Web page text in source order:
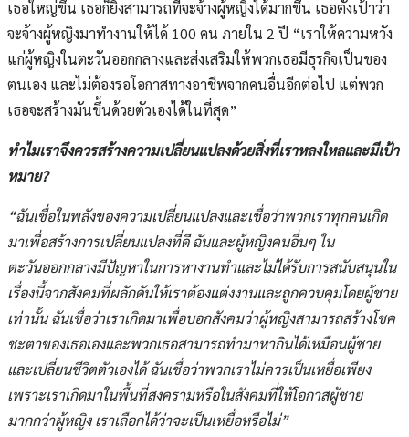
เธอใหญ่ขึ้น เธอก็ยิ่งสามารถที่จะจ้างผู้หญิงได้มากขึ้น เธอตั้งเป้าว่า
จะจ้างผู้หญิงมาทำงานให้ได้ 100 คน ภายใน 2 ปี “เราให้ความหวัง
แก่ผู้หญิงในตะวันออกกลางและส่งเสริมให้พวกเธอมีธุรกิจเป็นของ
ตนเอง และไม่ต้องรอโอกาสทางอาชีพจากคนอื่นอีกต่อไป แต่พวก
เธอจะสร้างมันขึ้นด้วยตัวเองได้ในที่สุด”
ทำไมเราจึงควรสร้างความเปลี่ยนแปลงด้วยสิ่งที่เราหลงใหลและมีเป้า
หมาย?
“ฉันเชื่อในพลังของความเปลี่ยนแปลงและเชื่อว่าพวกเราทุกคนเกิด
มาเพื่อสร้างการเปลี่ยนแปลงที่ดี ฉันและผู้หญิงคนอื่นๆ ใน
ตะวันออกกลางมีปัญหาในการหางานทำและไม่ได้รับการสนับสนุนใน
เรื่องนี้จากสังคมที่ผลักดันให้เราต้องแต่งงานและถูกควบคุมโดยผู้ชาย
เท่านั้น ฉันเชื่อว่าเราเกิดมาเพื่อบอกสังคมว่าผู้หญิงสามารถสร้างโชค
ชะตาของเธอเองและพวกเธอสามารถทำมาหากินได้เหมือนผู้ชาย
และเปลี่ยนชีวิตตัวเองได้ ฉันเชื่อว่าพวกเราไม่ควรเป็นเหยื่อเพียง
เพราะเราเกิดมาในพื้นที่สงครามหรือในสังคมที่ให้โอกาสผู้ชาย
มากกว่าผู้หญิง เราเลือกได้ว่าจะเป็นเหยื่อหรือไม่”